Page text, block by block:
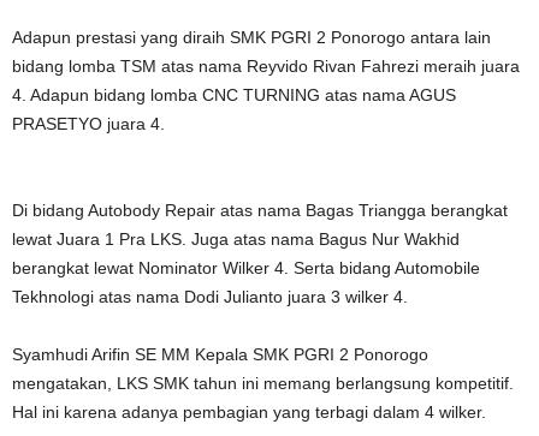
Adapun prestasi yang diraih SMK PGRI 2 Ponorogo antara lain
bidang lomba TSM atas nama Reyvido Rivan Fahrezi meraih juara
4. Adapun bidang lomba CNC TURNING atas nama AGUS
PRASETYO juara 4.
Di bidang Autobody Repair atas nama Bagas Triangga berangkat
lewat Juara 1 Pra LKS. Juga atas nama Bagus Nur Wakhid
berangkat lewat Nominator Wilker 4. Serta bidang Automobile
Tekhnologi atas nama Dodi Julianto juara 3 wilker 4.
Syamhudi Arifin SE MM Kepala SMK PGRI 2 Ponorogo
mengatakan, LKS SMK tahun ini memang berlangsung kompetitif.
Hal ini karena adanya pembagian yang terbagi dalam 4 wilker.